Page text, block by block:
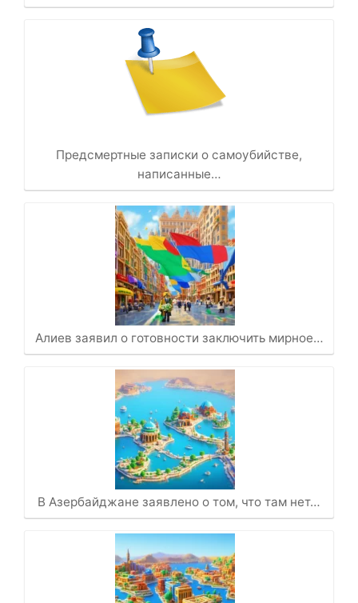
Предсмертные записки о самоубийстве,
написанные…
Алиев заявил о готовности заключить мирное…
В Азербайджане заявлено о том, что там нет…